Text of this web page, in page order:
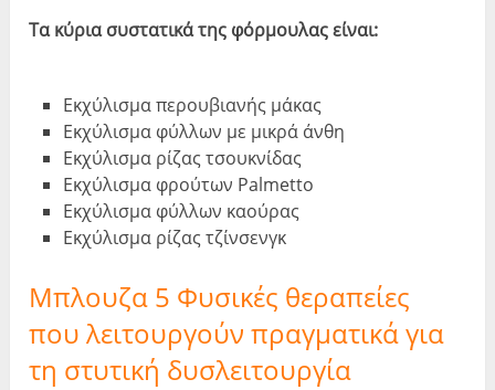
Τα κύρια συστατικά της φόρμουλας είναι:
Εκχύλισμα περουβιανής μάκας
Εκχύλισμα φύλλων με μικρά άνθη
Εκχύλισμα ρίζας τσουκνίδας
Εκχύλισμα φρούτων Palmetto
Εκχύλισμα φύλλων καούρας
Εκχύλισμα ρίζας τζίνσενγκ
Μπλουζα 5 Φυσικές θεραπείες
που λειτουργούν πραγματικά για
τη στυτική δυσλειτουργία